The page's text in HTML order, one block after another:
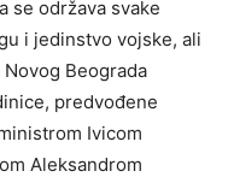
se održava svake
i jedinstvo vojske, ali
Beograda
predvođene
Ivicom
Aleksandrom